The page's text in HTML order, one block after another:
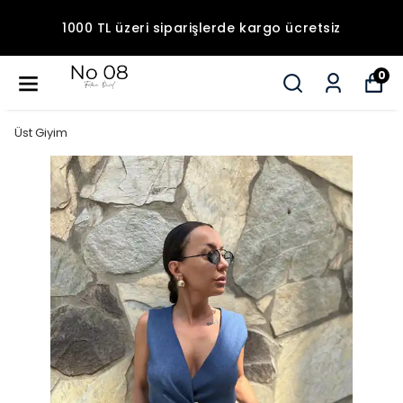
1000 TL üzeri siparişlerde kargo ücretsiz
0
Üst Giyim